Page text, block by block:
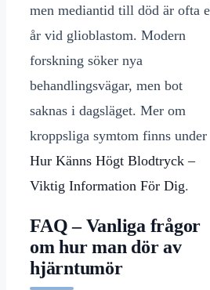
men mediantid till död är ofta
år vid glioblastom. Modern
forskning söker nya
behandlingsvägar, men bot
saknas i dagsläget. Mer om
kroppsliga symtom finns under
Hur Känns Högt Blodtryck –
Viktig Information För Dig.
FAQ – Vanliga frågor
om hur man dör av
hjärntumör